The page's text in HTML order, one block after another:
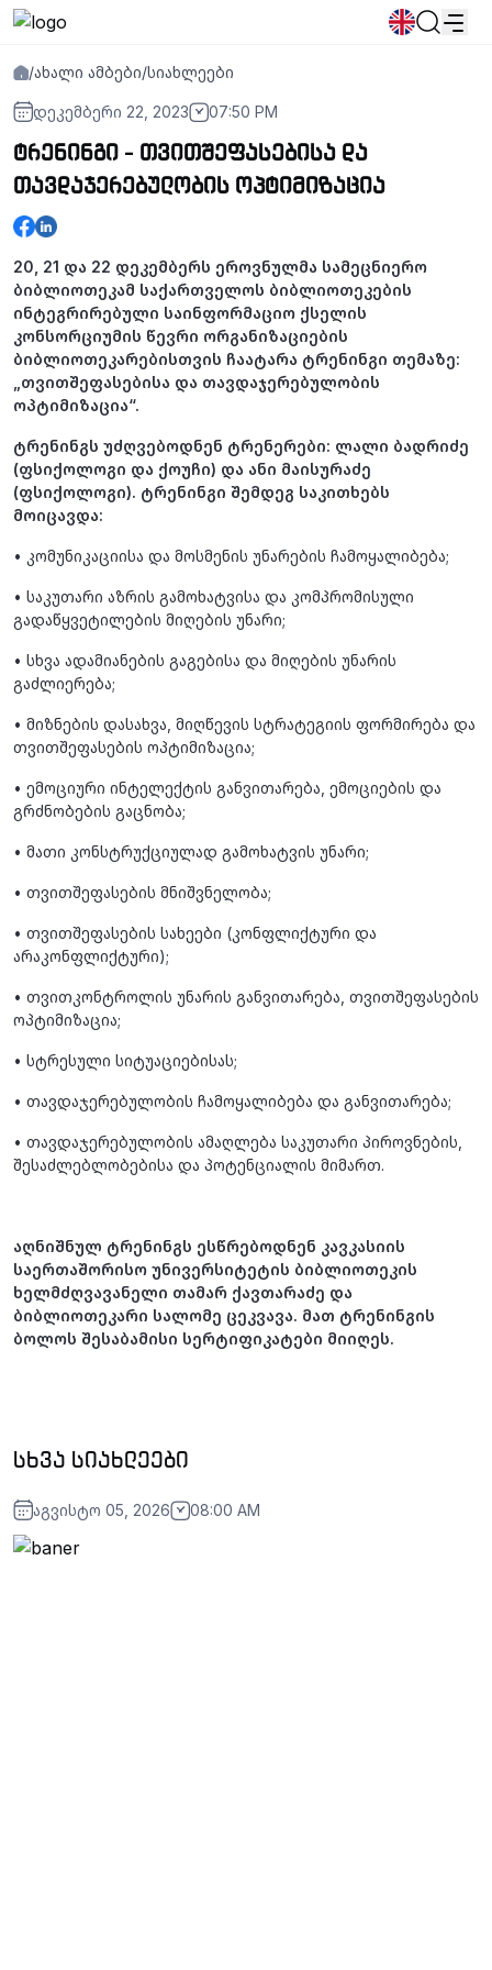
პოპულარული:
ახალი სტუდენტური მოწვევადირექტორიაᲙალენდარი
Ადამიანური რესურსებისწიგნის მაღაზია გამოსაშვები
/ახალი ამბები/სიახლეები
დეკემბერი 22, 2023 07:50 PM
ტრენინგი - თვითშეფასებისა და
თავდაჯერებულობის ოპტიმიზაცია
20, 21 და 22 დეკემბერს ეროვნულმა სამეცნიერო
ბიბლიოთეკამ საქართველოს ბიბლიოთეკების
ინტეგრირებული საინფორმაციო ქსელის
კონსორციუმის წევრი ორგანიზაციების
ბიბლიოთეკარებისთვის ჩაატარა ტრენინგი თემაზე:
„თვითშეფასებისა და თავდაჯერებულობის
ოპტიმიზაცია“.
ტრენინგს უძღვებოდნენ ტრენერები: ლალი ბადრიძე
(ფსიქოლოგი და ქოუჩი) და ანი მაისურაძე
(ფსიქოლოგი). ტრენინგი შემდეგ საკითხებს
მოიცავდა:
• კომუნიკაციისა და მოსმენის უნარების ჩამოყალიბება;
• საკუთარი აზრის გამოხატვისა და კომპრომისული
გადაწყვეტილების მიღების უნარი;
• სხვა ადამიანების გაგებისა და მიღების უნარის
გაძლიერება;
• მიზნების დასახვა, მიღწევის სტრატეგიის ფორმირება და
თვითშეფასების ოპტიმიზაცია;
• ემოციური ინტელექტის განვითარება, ემოციების და
გრძნობების გაცნობა;
• მათი კონსტრუქციულად გამოხატვის უნარი;
• თვითშეფასების მნიშვნელობა;
• თვითშეფასების სახეები (კონფლიქტური და
არაკონფლიქტური);
• თვითკონტროლის უნარის განვითარება, თვითშეფასების
ოპტიმიზაცია;
• სტრესული სიტუაციებისას;
• თავდაჯერებულობის ჩამოყალიბება და განვითარება;
• თავდაჯერებულობის ამაღლება საკუთარი პიროვნების,
შესაძლებლობებისა და პოტენციალის მიმართ.
აღნიშნულ ტრენინგს ესწრებოდნენ კავკასიის
საერთაშორისო უნივერსიტეტის ბიბლიოთეკის
ხელმძღვავანელი თამარ ქავთარაძე და
ბიბლიოთეკარი სალომე ცეკვავა. მათ ტრენინგის
ბოლოს შესაბამისი სერტიფიკატები მიიღეს.
ᲡᲮᲕᲐ ᲡᲘᲐᲮᲚᲔᲔᲑᲘ
აგვისტო 05, 2026 08:00 AM